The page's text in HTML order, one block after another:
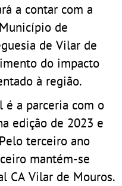
a contar com a
de
de Vilar de
do impacto
à região.
a parceria com o
edição de 2023 e
terceiro ano
mantém-se
CA Vilar de Mouros.